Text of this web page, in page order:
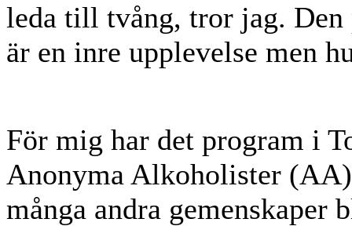
leda till tvång, tror jag.
är en inre upplevelse men
För mig har det program i
Anonyma Alkoholister (AA)
många andra